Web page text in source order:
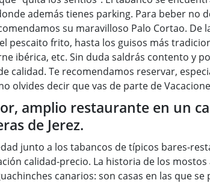
además tienes parking. Para beber no
su maravilloso Palo Cortao. De
pescaito frito, hasta los guisos más
ibérica, etc. Sin duda saldrás contento y
calidad. Te recomendamos reservar,
olvides decir que vas de parte de
amplio restaurante en un
de Jerez.
junto a los tabancos de típicos bares-
calidad-precio. La historia de los
canarios: son casas en las que